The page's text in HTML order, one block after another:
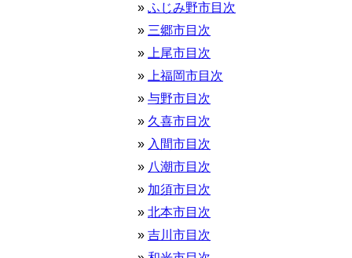
ふじみ野市目次
三郷市目次
上尾市目次
上福岡市目次
与野市目次
久喜市目次
入間市目次
八潮市目次
加須市目次
北本市目次
吉川市目次